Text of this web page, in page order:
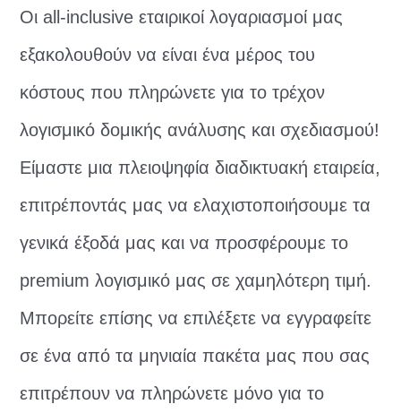
Οι all-inclusive εταιρικοί λογαριασμοί μας
εξακολουθούν να είναι ένα μέρος του
κόστους που πληρώνετε για το τρέχον
λογισμικό δομικής ανάλυσης και σχεδιασμού!
Είμαστε μια πλειοψηφία διαδικτυακή εταιρεία,
επιτρέποντάς μας να ελαχιστοποιήσουμε τα
γενικά έξοδά μας και να προσφέρουμε το
premium λογισμικό μας σε χαμηλότερη τιμή.
Μπορείτε επίσης να επιλέξετε να εγγραφείτε
σε ένα από τα μηνιαία πακέτα μας που σας
επιτρέπουν να πληρώνετε μόνο για το